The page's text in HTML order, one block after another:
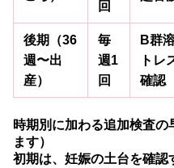
回
後期（36
週〜出
産）
毎
週1
回
B群
トレ
確認
時期別に加わる追加検査
ます）
初期は、妊娠の土台を確認